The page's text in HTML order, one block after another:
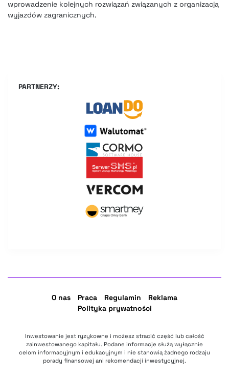
wprowadzenie kolejnych rozwiązań związanych z organizacją
wyjazdów zagranicznych.
PARTNERZY:
O nas Praca Regulamin
Reklama
Polityka prywatności
Inwestowanie jest ryzykowne i możesz stracić część lub całość
zainwestowanego kapitału. Podane informacje służą wyłącznie
celom informacyjnym i edukacyjnym i nie stanowią żadnego rodzaju
porady finansowej ani rekomendacji inwestycyjnej.